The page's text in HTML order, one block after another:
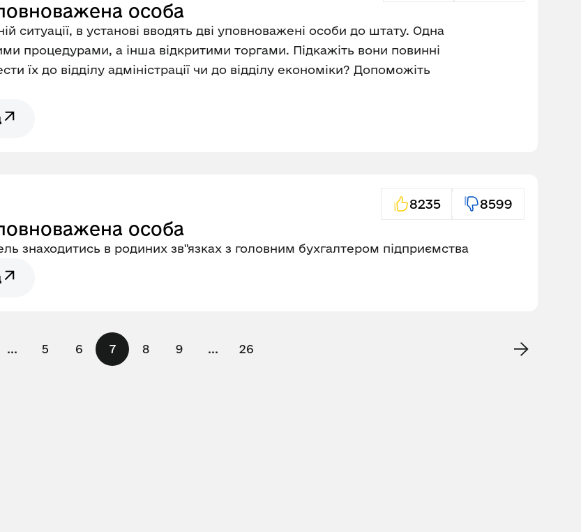
особа
ситуації, в установі вводять дві уповноважені особи до штату. Одна
процедурами, а інша відкритими торгами. Підкажіть вони повинні
їх до відділу адміністрації чи до відділу економіки? Допоможіть
8235 8599
особа
знаходитись в родиних зв"язках з головним бухгалтером підприємства
... 5 6 7 8 9 ... 26